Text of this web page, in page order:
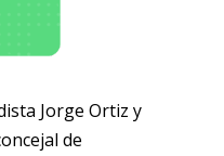
Jorge Ortiz y
de